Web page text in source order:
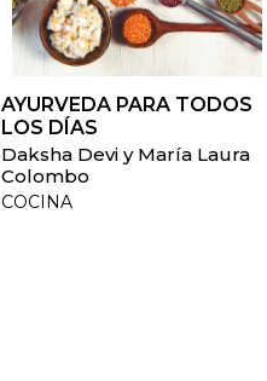
AYURVEDA PARA TODOS
LOS DÍAS
Daksha Devi y María Laura
Colombo
COCINA